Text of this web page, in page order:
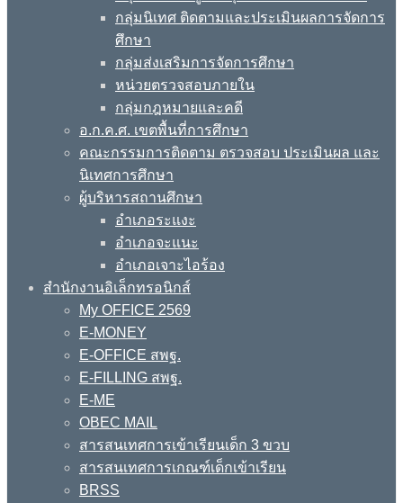
กลุ่มนิเทศ ติดตามและประเมินผลการจัดการ
ศึกษา
กลุ่มส่งเสริมการจัดการศึกษา
หน่วยตรวจสอบภายใน
กลุ่มกฎหมายและคดี
อ.ก.ค.ศ. เขตพื้นที่การศึกษา
คณะกรรมการติดตาม ตรวจสอบ ประเมินผล และ
นิเทศการศึกษา
ผู้บริหารสถานศึกษา
อำเภอระแงะ
อำเภอจะแนะ
อำเภอเจาะไอร้อง
สำนักงานอิเล็กทรอนิกส์
My OFFICE 2569
E-MONEY
E-OFFICE สพฐ.
E-FILLING สพฐ.
E-ME
OBEC MAIL
สารสนเทศการเข้าเรียนเด็ก 3 ขวบ
สารสนเทศการเกณฑ์เด็กเข้าเรียน
BRSS